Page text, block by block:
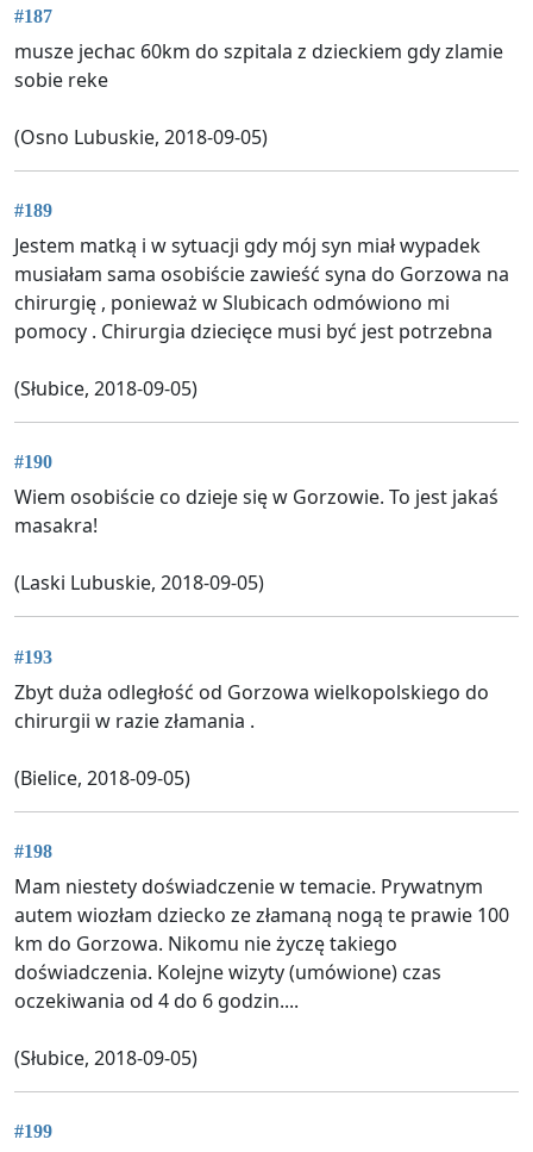
#187
musze jechac 60km do szpitala z dzieckiem gdy zlamie
sobie reke
(Osno Lubuskie, 2018-09-05)
#189
Jestem matką i w sytuacji gdy mój syn miał wypadek
musiałam sama osobiście zawieść syna do Gorzowa na
chirurgię , ponieważ w Slubicach odmówiono mi
pomocy . Chirurgia dziecięce musi być jest potrzebna
(Słubice, 2018-09-05)
#190
Wiem osobiście co dzieje się w Gorzowie. To jest jakaś
masakra!
(Laski Lubuskie, 2018-09-05)
#193
Zbyt duża odległość od Gorzowa wielkopolskiego do
chirurgii w razie złamania .
(Bielice, 2018-09-05)
#198
Mam niestety doświadczenie w temacie. Prywatnym
autem wiozłam dziecko ze złamaną nogą te prawie 100
km do Gorzowa. Nikomu nie życzę takiego
doświadczenia. Kolejne wizyty (umówione) czas
oczekiwania od 4 do 6 godzin....
(Słubice, 2018-09-05)
#199